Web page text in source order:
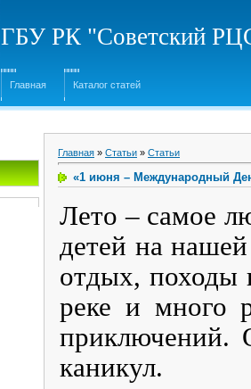
ГБУ РК "Советский
Главная Каталог статей
Главная » Статьи » Статьи
«1 июня – Международный
Лето – самое
детей на
отдых, походы
реке и много
приключений.
каникул.